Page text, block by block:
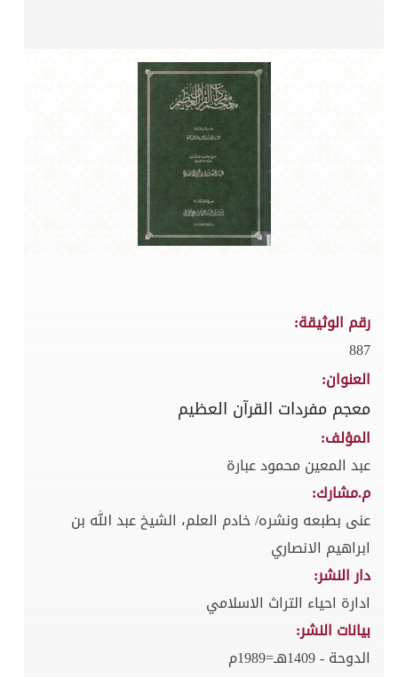
رقم الوثيقة:
887
العنوان:
معجم مفردات القرآن العظيم
المؤلف:
عبد المعين محمود عبارة
م.مشارك:
عنى بطبعه ونشره/ خادم العلم، الشيخ عبد الله بن
ابراهيم الانصاري
دار النشر:
ادارة احياء التراث الاسلامي
بيانات النشر:
الدوحة - 1409هـ=1989م